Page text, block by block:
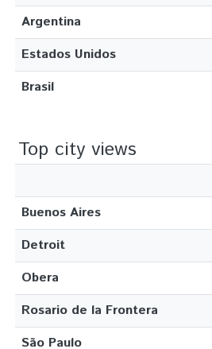
Argentina
Estados Unidos
Brasil
Top city views
Buenos Aires
Detroit
Obera
Rosario de la Frontera
São Paulo